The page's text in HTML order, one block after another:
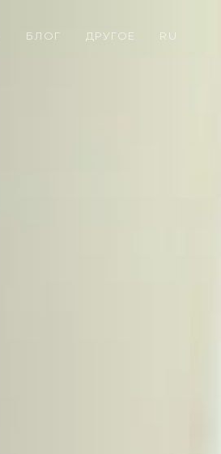
БЛОГ ДРУГОЕ RU